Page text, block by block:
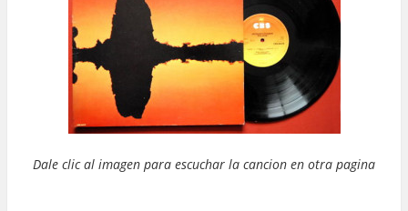
Dale clic al imagen para escuchar la cancion en otra pagina